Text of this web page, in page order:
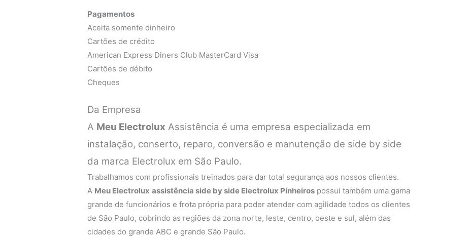
Pagamentos
Aceita somente dinheiro
Cartões de crédito
American Express Diners Club MasterCard Visa
Cartões de débito
Cheques
Da Empresa
A Meu Electrolux Assistência é uma empresa especializada em
instalação, conserto, reparo, conversão e manutenção de side by side
da marca Electrolux em São Paulo.
Trabalhamos com profissionais treinados para dar total segurança aos nossos clientes.
A Meu Electrolux assistência side by side Electrolux Pinheiros possui também uma gama
grande de funcionários e frota própria para poder atender com agilidade todos os clientes
de São Paulo, cobrindo as regiões da zona norte, leste, centro, oeste e sul, além das
cidades do grande ABC e grande São Paulo.